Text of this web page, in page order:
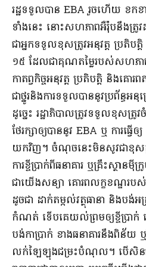
រដ្ឋ​ទទួលបាន EBA រួចហើយ ខក
ទាំងនេះ នោះ​សហភាព​អឺរ៉ុប​នឹង​ត្
ជា​អ្នក​ទទួលខុសត្រូវ​អនុវត្ត ប្រតិប
១៥ ដែលជា​គុណ​តម្លៃ​របស់​សហភាព​
កាតព្វកិច្ច​អនុវត្ត ប្រតិបត្តិ និង​គោ
ជា​ថ្នូរ​និង​ការទទួលបាន​នូវ​ប្រព័ន្ធ​អ
ដូច្នេះ រដ្ឋាភិបាល​ត្រូវ​ទទួលខុសត្រូវ​
ថែរក្សា​ឲ្យបាន​នូវ EBA ឬ ការធ្វ
យក​វិញ​។ ចំណុច​នេះ​មិនសូវ​ជា​ខុស​គ្
ការ​ខ្ចីប្រាក់​ពី​ធនាគារ ឬ​គ្រឹះស្ថាន​
ជា​យើង​សន្យា គោរព​លក្ខខណ្ឌ​រប
ដូចជា ដាក់​តម្កល់​វត្ថុ​ធានា និង​បង់​អ
កំណត់ ទើប​គេ​យល់ព្រម​ឲ្យ​ខ្ចីប្រា
បង់កា​ប្រាក់ ខាង​ធនាគារ​នឹង​ពិន័យ
លក់ឡៃ​ឡុង​ជម្រះបំណុល​។ បើសិនជា​